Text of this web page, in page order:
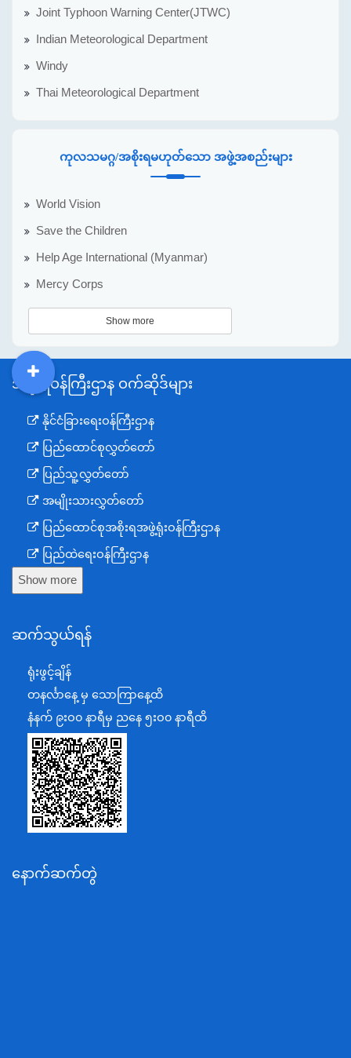
Joint Typhoon Warning Center(JTWC)
Indian Meteorological Department
Windy
Thai Meteorological Department
ကုလသမဂ္ဂ/အစိုးရမဟုတ်သော အဖွဲ့အစည်းများ
World Vision
Save the Children
Help Age International (Myanmar)
Mercy Corps
Show more
အစိုးရဝန်ကြီးဌာန ဝက်ဆိုဒ်များ
နိုင်ငံခြားရေးဝန်ကြီးဌာန
ပြည်ထောင်စုလွှတ်တော်
ပြည်သူ့လွှတ်တော်
အမျိုးသားလွှတ်တော်
ပြည်ထောင်စုအစိုးရအဖွဲ့ရုံးဝန်ကြီးဌာန
ပြည်ထဲရေးဝန်ကြီးဌာန
ကာကွယ်ရေးဝန်ကြီးဌာန
စီမံကိန်း၊ဘဏ္ဍာရေးနှင့်စက်မှုဝန်ကြီးဌာန
ရင်းနှီးမြှုပ်နှံမှုနှင့် နိုင်ငံခြားစီးပွားဆက်သွယ်ရေးဝန်ကြီးဌာန
အပြည်ပြည်ဆိုင်ရာပူးပေါင်းဆောင်ရွက်ရေးဝန်ကြီးဌာန
ပြန်ကြားရေးဝန်ကြီးဌာန
သာသနာရေးနှင့် ယဉ်ကျေးမှုဝန်ကြီးဌာန
စိုက်ပျိုးရေး၊မွေးမြူရေးနှင့်ဆည်မြောင်းဝန်ကြီးဌာန
ပို့ဆောင်ရေးနှင့်ဆက်သွယ်ရေးဝန်ကြီးဌာန
သယံဇာတနှင့်ပတ်ဝန်းကျင်ထိန်းသိမ်းရေးဝန်ကြီးဌာန
အလုပ်သမား၊လူဝင်မှုကြီးကြပ်ရေးနှင့်ပြည်သူ့အင်အား
Show more
ဆက်သွယ်ရန်
ရုံးဖွင့်ချိန်
တနင်္လာနေ့ မှ သောကြာနေ့ထိ
နံနက် ၉းဝ၀ နာရီမှ ညနေ ၅းဝ၀ နာရီထိ
နောက်ဆက်တွဲ
DDM